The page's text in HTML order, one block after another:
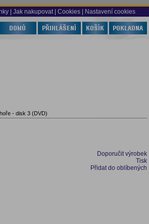
Jak nakupovat | Cookies | Nastavení cookies
- disk 3 (DVD)
Doporučit výrobek
Tisk
Přidat do oblíbených